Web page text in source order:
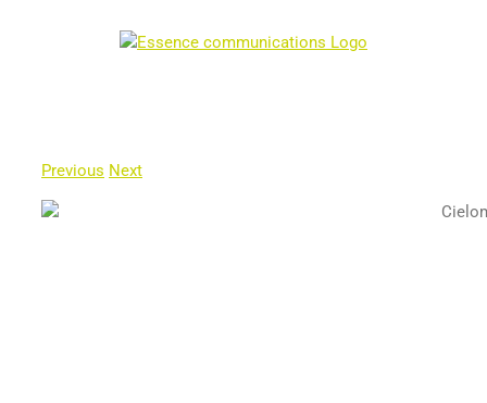
Previous Next